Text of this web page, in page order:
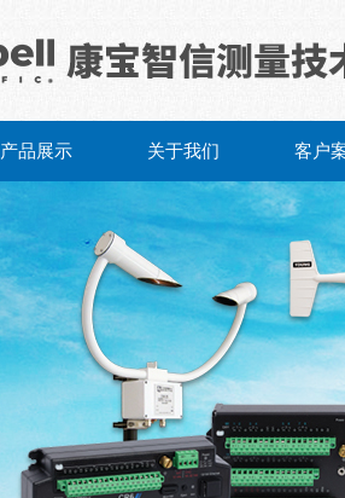
产品展示 关于我们 客户